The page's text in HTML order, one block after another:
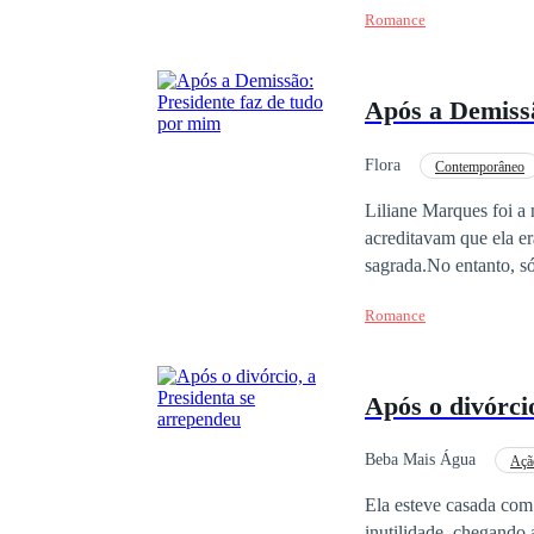
bloqueada por
costumava passar
reclamou
você não demonstra
Romance
Após a
Flora Contemporâneo
Liliane Marques foi a
acreditavam que ela
sagrada.No entanto,
descartável.Liliane
Romance
Após o
Beba Mais Água
Ela esteve casada